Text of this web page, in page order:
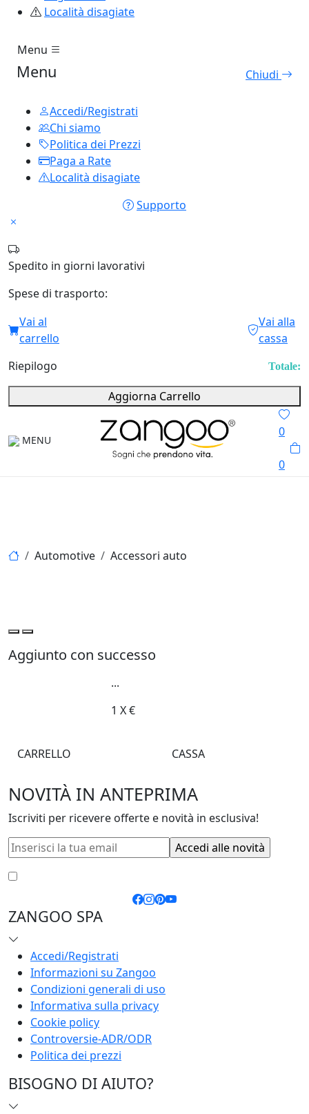
Località disagiate
Menu
Menu Chiudi
Accedi/Registrati
Chi siamo
Politica dei Prezzi
Paga a Rate
Località disagiate
Supporto
Spedito in giorni lavorativi
Spese di trasporto:
Vai al
carrello
Vai alla
cassa
Riepilogo
Totale:
Aggiorna Carrello
MENU
0
0
Automotive Accessori auto
Aggiunto con successo
...
1 X€
CARRELLO CASSA
NOVITÀ IN ANTEPRIMA
Iscriviti per ricevere offerte e novità in esclusiva!
ZANGOO SPA
Accedi/Registrati
Informazioni su Zangoo
Condizioni generali di uso
Informativa sulla privacy
Cookie policy
Controversie-ADR/ODR
Politica dei prezzi
BISOGNO DI AIUTO?